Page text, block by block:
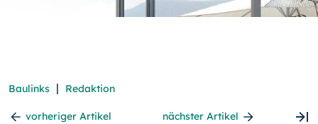
Baulinks | Redaktion
vorheriger Artikel nächster Artikel